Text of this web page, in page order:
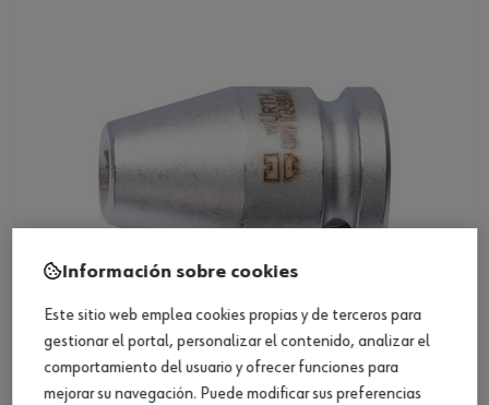
Conector DIN 7427 (3/8)
Información sobre cookies
Este sitio web emplea cookies propias y de terceros para
gestionar el portal, personalizar el contenido, analizar el
comportamiento del usuario y ofrecer funciones para
mejorar su navegación. Puede modificar sus preferencias